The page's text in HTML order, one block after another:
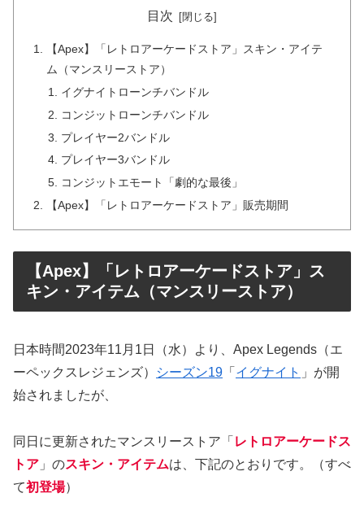
目次
【Apex】「レトロアーケードストア」スキン・アイテ
ム（マンスリーストア）
イグナイトローンチバンドル
コンジットローンチバンドル
プレイヤー2バンドル
プレイヤー3バンドル
コンジットエモート「劇的な最後」
【Apex】「レトロアーケードストア」販売期間
【Apex】「レトロアーケードストア」ス
キン・アイテム（マンスリーストア）
日本時間2023年11月1日（水）より、Apex Legends（エ
ーペックスレジェンズ）
シーズン19 「 イグナイト 」が開
始されましたが、
同日に更新されたマンスリーストア「 レトロアーケードス
トア 」のスキン・アイテムは、下記のとおりです。（すべ
て初登場）